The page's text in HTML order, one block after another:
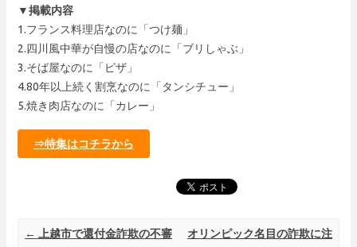
▼掲載内容
1.フランス料理店なのに「つけ麺」
2.四川風中華が自慢の店なのに「ブリしゃぶ」
3.そば屋なのに「ピザ」
4.80年以上続く割烹なのに「タンシチュー」
5.焼き肉店なのに「カレー」
⇒特集はコチラから
Post navigation
←
上越市で還付金詐欺の不審
オリンピック名目の詐欺に注